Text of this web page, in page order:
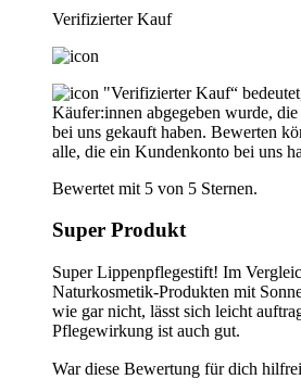
Verifizierter Kauf
"Verifizierter Kauf“
Käufer:innen abgegeben wurde,
bei uns gekauft haben. Bewerten
alle, die ein Kundenkonto bei uns
Bewertet mit 5 von 5 Sternen.
Super Produkt
Super Lippenpflegestift! Im
Naturkosmetik-Produkten mit
wie gar nicht, lässt sich leicht
Pflegewirkung ist auch gut.
War diese Bewertung für dich